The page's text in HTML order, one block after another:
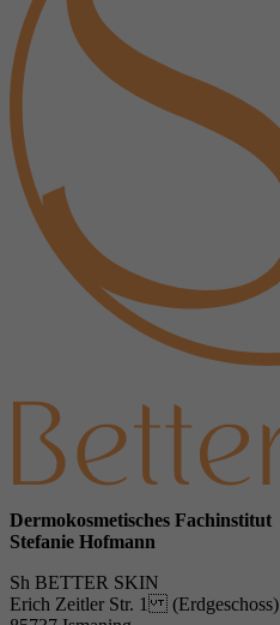
Dermokosmetisches Fachinstitut
Stefanie Hofmann
Sh BETTER SKIN
Erich Zeitler Str. 1 (Erdgeschoss)